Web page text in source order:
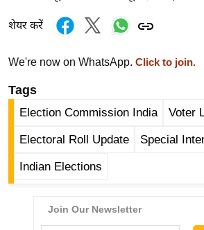
रं
न
ग
त
बॉ
वु
शेयर करें
We're now on WhatsApp. Click to join.
Tags
Election Commission India Voter
Electoral Roll Update Special
Indian Elections